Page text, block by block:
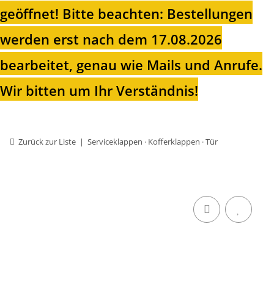
geöffnet! Bitte beachten: Bestellungen
werden erst nach dem 17.08.2026
bearbeitet, genau wie Mails und Anrufe.
Wir bitten um Ihr Verständnis!
Zurück zur Liste Serviceklappen · Kofferklappen · Tür